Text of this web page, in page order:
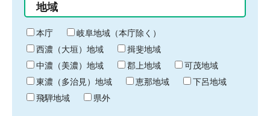
り
終
わ
り
地域
本庁
岐阜地域（本庁除く）
西濃（大垣）地域
揖斐地域
中濃（美濃）地域
郡上地域
可茂地域
東濃（多治見）地域
恵那地域
下呂地域
飛騨地域
県外